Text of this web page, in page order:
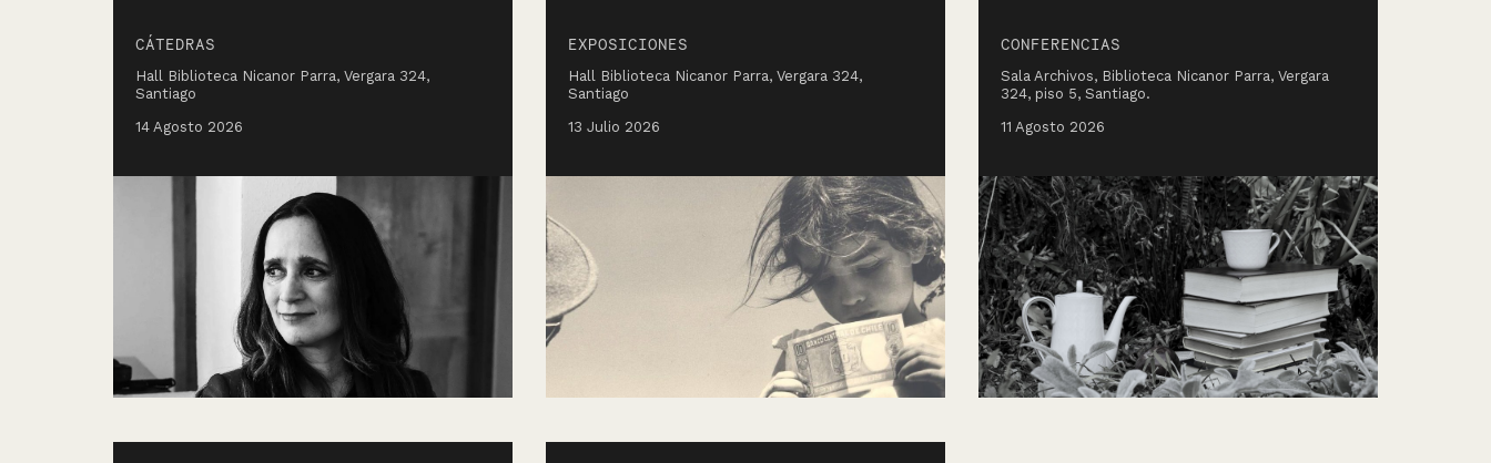
CÁTEDRAS
Hall Biblioteca Nicanor Parra, Vergara 324,
Santiago
14 Agosto 2026
EXPOSICIONES
Hall Biblioteca Nicanor Parra, Vergara 324,
Santiago
13 Julio 2026
CONFERENCIAS
Sala Archivos, Biblioteca Nicanor Parra, Vergara
324, piso 5, Santiago.
11 Agosto 2026